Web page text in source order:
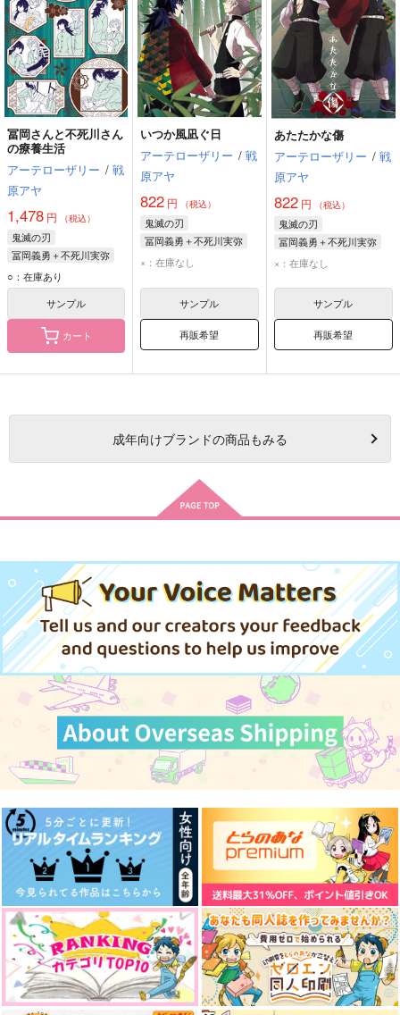
冨岡さんと不死川さん
の療養生活
アーテローザリー / 戦
原アヤ
1,478 円 （税込）
鬼滅の刃
冨岡義勇＋不死川実弥
冨岡義勇
○：在庫あり
サンプル
カート
いつか風凪ぐ日
アーテローザリー / 戦
原アヤ
822 円 （税込）
鬼滅の刃
冨岡義勇＋不死川実弥
冨岡義勇
×：在庫なし
サンプル
再販希望
あたたかな傷
アーテローザリー / 戦
原アヤ
822円 （税込）
鬼滅の刃
冨岡義勇＋不死川実弥
冨岡義勇
×：在庫なし
サンプル
再販希望
成年向けブランドの商品もみる